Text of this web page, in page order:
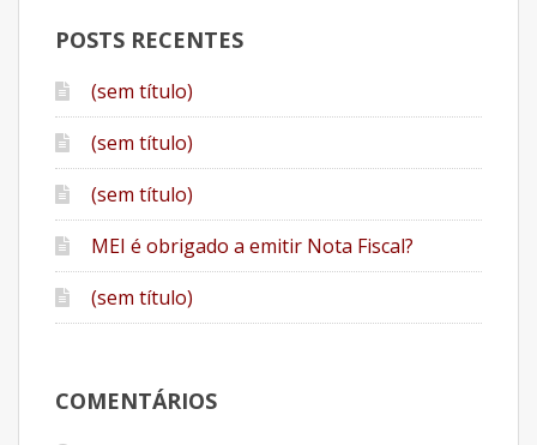
POSTS RECENTES
(sem título)
(sem título)
(sem título)
MEI é obrigado a emitir Nota Fiscal?
(sem título)
COMENTÁRIOS